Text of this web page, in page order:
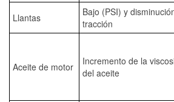
Llantas
Bajo (PSI) y
tracción
Aceite de motor
Incremento de la
del aceite